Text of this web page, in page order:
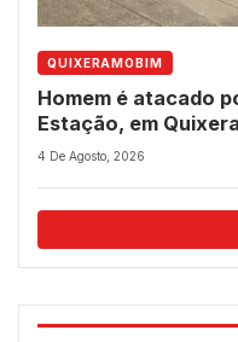
QUIXERAMOBIM
Homem é atacado
Estação, em
4 De Agosto, 2026